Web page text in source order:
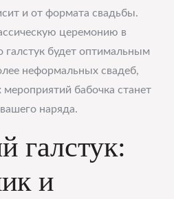
и от формата свадьбы.
церемонию в
галстук будет оптимальным
неформальных свадеб,
бабочка станет
наряда.
галстук:
и